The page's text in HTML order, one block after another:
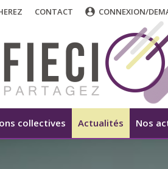
CONTACT CONNEXION/
collectives Actualités Nos